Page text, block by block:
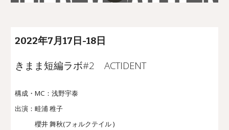
2022年7月17 日 -18日
きまま短編ラボ#2 ACTIDENT
構成・MC ：浅野宇泰
出演：畦浦 稚子
櫻井 舞秋(フォルクテイル )